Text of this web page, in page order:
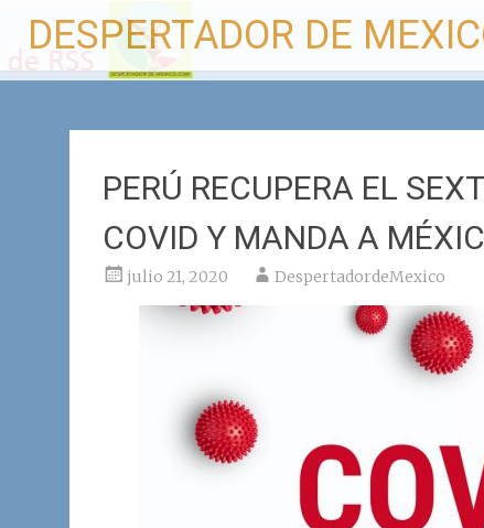
contenido
DESPERTADOR DE
PERÚ RECUPERA EL
COVID Y MANDA A
julio 21, 2020 DespertadordeMexico